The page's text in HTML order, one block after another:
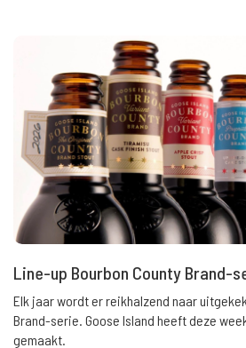
Line-up Bourbon County Brand-
Elk jaar wordt er reikhalzend naar
Brand-serie. Goose Island heeft deze
gemaakt.